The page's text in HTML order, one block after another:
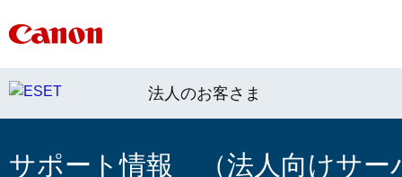
法人のお客さま
サポート情報 （法人向けサー